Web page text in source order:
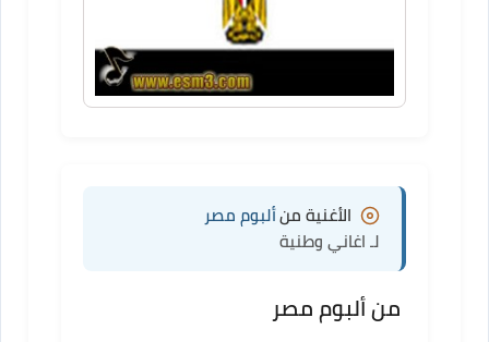
الأغنية منألبوم مصر
لـ اغاني وطنية
من ألبوم مصر